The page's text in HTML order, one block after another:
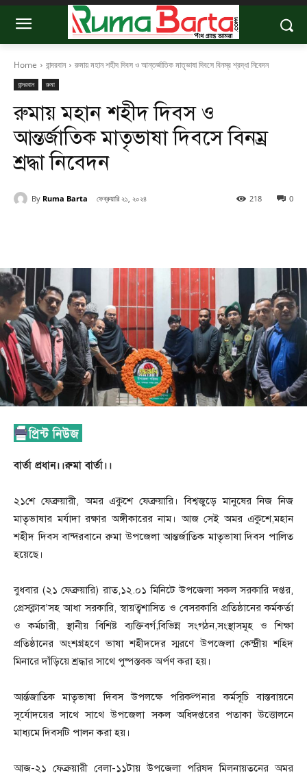
Home বান্দরবান রুমায় মহান শহীদ দিবস ও আন্তর্জাতিক মাতৃভাষা দিবসে বিনম্র শ্রদ্ধা নিবেদন
বান্দরবান রুমা
রুমায় মহান শহীদ দিবস ও
আন্তর্জাতিক মাতৃভাষা দিবসে বিনম্র
শ্রদ্ধা নিবেদন
By Ruma Barta ফেব্রুয়ারি ২১, ২০২৪ 0
218
বার্তা প্রধান।।রুমা বার্তা।।
২১শে ফেব্রুয়ারী, অমর একুশে ফেব্রুয়ারি। বিশ্বজুড়ে মানুষের নিজ নিজ
মাতৃভাষার মর্যাদা রক্ষার অঙ্গীকারের নাম। আজ সেই অমর একুশে,মহান
শহীদ দিবস বান্দরবানে রুমা উপজেলা আন্তর্জাতিক মাতৃভাষা দিবস পালিত
হয়েছে।
বুধবার (২১ ফেব্রুয়ারি) রাত,১২.০১ মিনিটে উপজেলা সকল সরকারি দপ্তর,
প্রেসক্লাব’সহ আধা সরকারি, স্বায়ত্বশাসিত ও বেসরকারি প্রতিষ্ঠানের কর্মকর্তা
ও কর্মচারী, স্থানীয় বিশিষ্ট ব্যক্তিবর্গ,বিভিন্ন সংগঠন,সংস্থাসমূহ ও শিক্ষা
প্রতিষ্ঠানের অংশগ্রহণে ভাষা শহীদদের স্মরণে উপজেলা কেন্দ্রীয় শহিদ
মিনারে দাঁড়িয়ে শ্রদ্ধার সাথে পুষ্পস্তবক অর্পণ করা হয়।
আর্ন্তজাতিক মাতৃভাষা দিবস উপলক্ষে পরিকল্পনার কর্মসূচি বাস্তবায়নে
সূর্যোদয়ের সাথে সাথে উপজেলা সকল অধিদপ্তরের পতাকা উত্তোলনে
মাধ্যমে দিবসটি পালন করা হয়।
আজ-২১ ফেব্রুয়ারী বেলা-১১টায় উপজেলা পরিষদ মিলনায়তনের অমর